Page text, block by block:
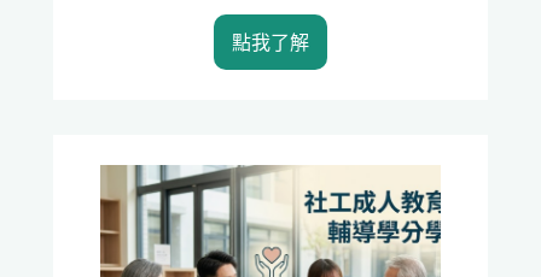
點我了解